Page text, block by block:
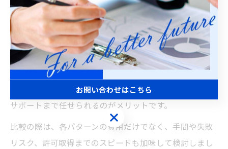
かによって、かかる料金や実費、必要な準備などが大き
く異なります。
自己申請の場合は、主に入国管理局への申請手数料が中
心となり、例えば在留資格変更許可申請や更新申請は約
4,000円の実費が発生します。一方、行政書士に依頼する
と、報酬が追加で必要ですが、書類作成や相談、手続き
サポートまで任せられるのがメリットです。
比較の際は、各パターンの費用だけでなく、手間や失敗
リスク、許可取得までのスピードも加味して検討しまし
お問い合わせはこちら
お問い合わせはこちら